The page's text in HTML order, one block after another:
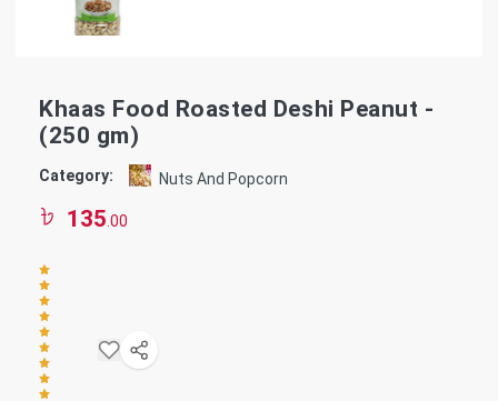
Khaas Food Roasted Deshi Peanut -
(250 gm)
Category: Nuts And Popcorn
135.00